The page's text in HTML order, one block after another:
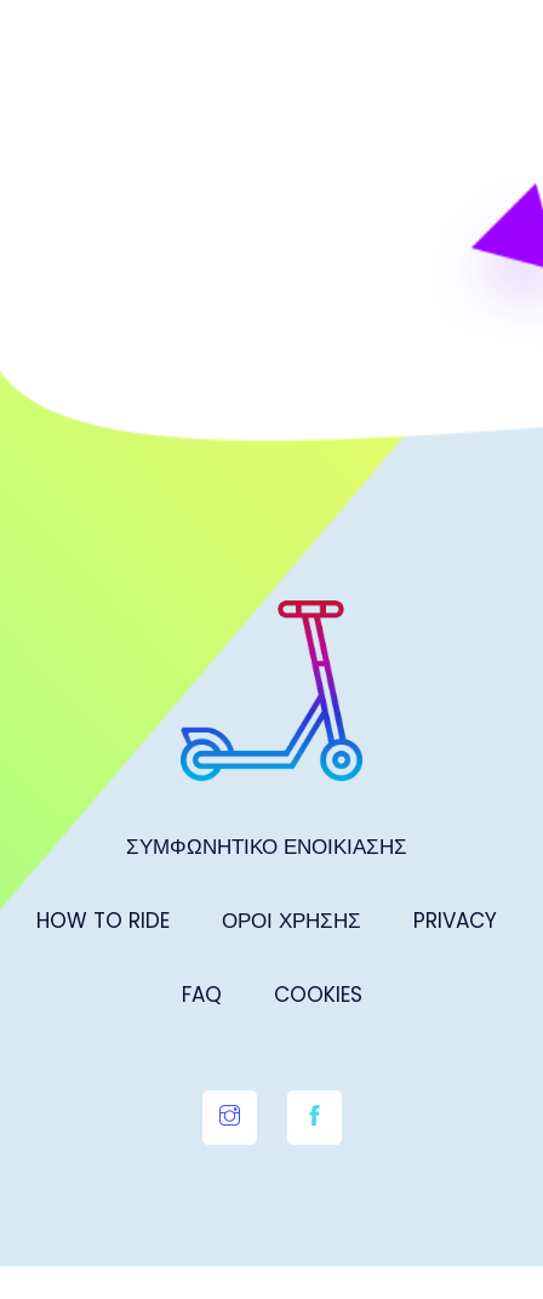
ΣΥΜΦΩΝΗΤΙΚΟ ΕΝΟΙΚΙΑΣΗΣ
HOW TO RIDE ΟΡΟΙ ΧΡΗΣΗΣ PRIVACY
FAQ COOKIES